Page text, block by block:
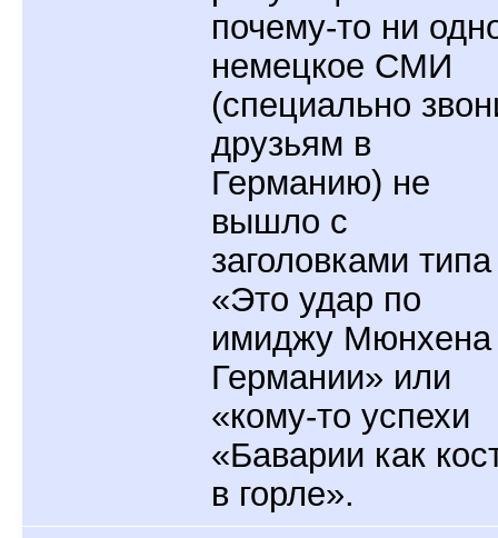
почему-то ни
немецкое СМИ
(специально
друзьям в
Германию) не
вышло с
заголовками типа
«Это удар по
имиджу Мюнхена
Германии» или
«кому-то успехи
«Баварии как
в горле».